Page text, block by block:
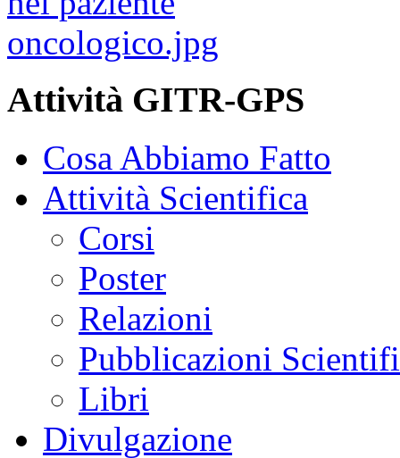
Attività GITR-GPS
Cosa Abbiamo Fatto
Attività Scientifica
Corsi
Poster
Relazioni
Pubblicazioni
Libri
Divulgazione